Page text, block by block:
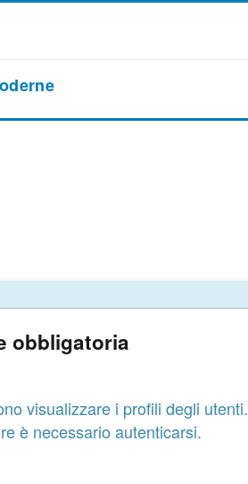
obbligatoria
visualizzare i profili degli utenti.
è necessario autenticarsi.